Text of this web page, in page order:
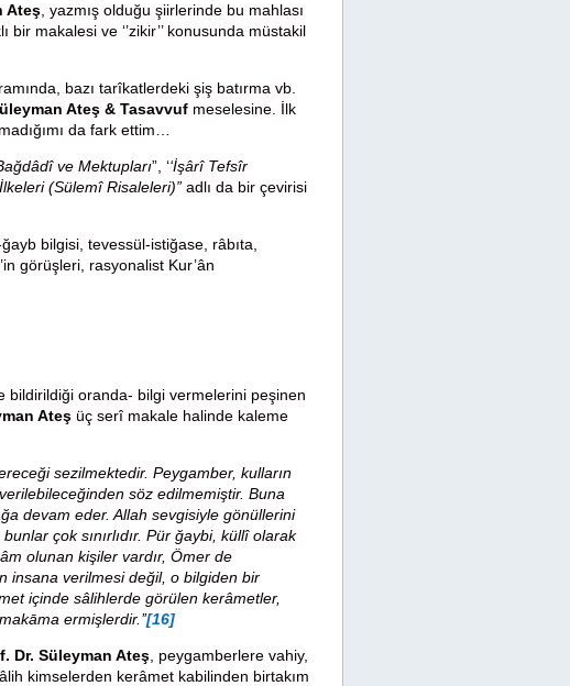
Ateş , yazmış olduğu şiirlerinde bu mahlası
bir makalesi ve ‘’zikir’’ konusunda müstakil
bazı tarîkatlerdeki şiş batırma vb.
Ateş & Tasavvuf meselesine. İlk
da fark ettim…
ve Mektupları”, ‘‘İşârî Tefsîr
İlkeleri (Sülemî Risaleleri)” adlı da bir çevirisi
bilgisi, tevessül-istiğase, râbıta,
’in görüşleri, rasyonalist Kur’ân
oranda- bilgi vermelerini peşinen
Ateş üç serî makale halinde kaleme
sezilmektedir. Peygamber, kulların
söz edilmemiştir. Buna
devam eder. Allah sevgisiyle gönüllerini
çok sınırlıdır. Pür ğaybi, küllî olarak
olunan kişiler vardır, Ömer de
insana verilmesi değil, o bilgiden bir
içinde sâlihlerde görülen kerâmetler,
ermişlerdir.’’[16]
Dr. Süleyman Ateş , peygamberlere vahiy,
kimselerden kerâmet kabilinden birtakım